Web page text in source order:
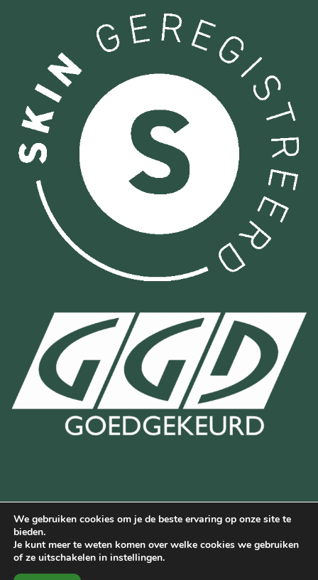
Bancontact
Bank
Transfer
IDeal
Wero
Deze website is beschermd door reCAPTCHA en de Google
privacyverklaring
We gebruiken cookies om je de beste ervaring op onze site te
bieden.
Je kunt meer te weten komen over welke cookies we gebruiken
of ze uitschakelen in instellingen.